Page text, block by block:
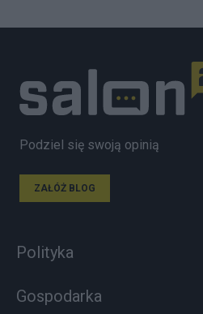
Podziel się swoją opinią
ZAŁÓŻ BLOG
Polityka
Gospodarka